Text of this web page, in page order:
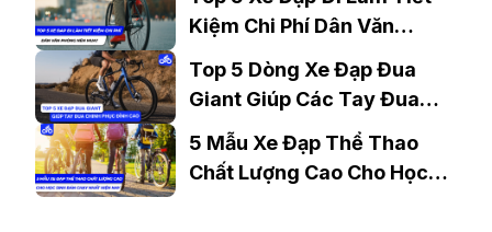
Kiệm Chi Phí Dân Văn
Top 5 Dòng Xe Đạp Đua
Giant Giúp Các Tay Đua
Chinh Phục Đỉnh Cao
5 Mẫu Xe Đạp Thể Thao
Chất Lượng Cao Cho Học